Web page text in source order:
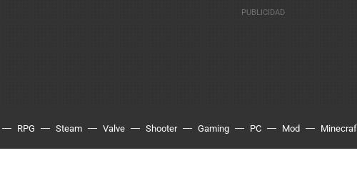
RPG Steam Valve Shooter Gaming PC Mod